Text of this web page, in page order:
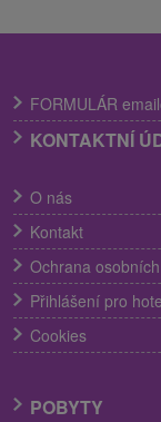
FORMULÁR
KONTAKTNÍ
O nás
Kontakt
Ochrana
Přihlášení pro
Cookies
POBYTY